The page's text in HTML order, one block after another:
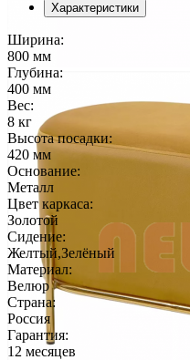
Характеристики
Ширина:
800 мм
Глубина:
400 мм
Вес:
8 кг
Высота посадки:
420 мм
Основание:
Металл
Цвет каркаса:
Золотой
Сидение:
Желтый,Зелёный
Материал:
Велюр
Страна:
Россия
Гарантия:
12 месяцев